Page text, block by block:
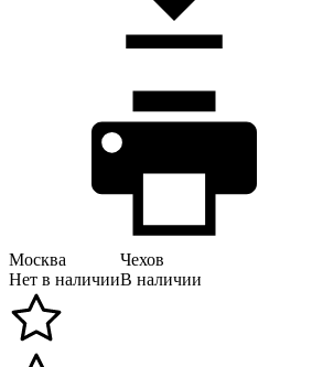
Москва
Нет в наличии
Чехов
В наличии